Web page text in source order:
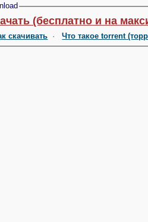
(бесплатно и на
скачивать ·Что такое torrent